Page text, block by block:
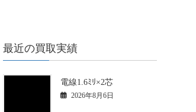
最近の買取実績
電線1.6ﾐﾘ×2芯
2026年8月6日